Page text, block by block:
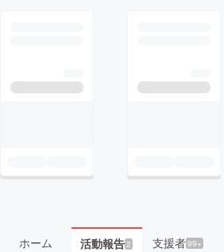
ホーム 活動報告2 支援者99+